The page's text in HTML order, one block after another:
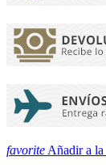
favorite Añadir a la